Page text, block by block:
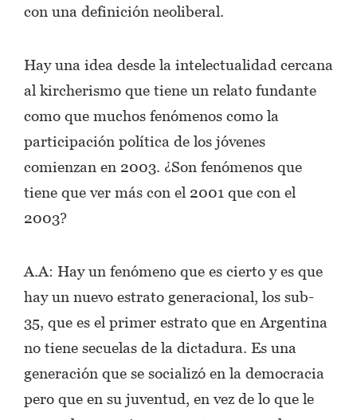
con una definición neoliberal.
Hay una idea desde la intelectualidad cercana
al kircherismo que tiene un relato fundante
como que muchos fenómenos como la
participación política de los jóvenes
comienzan en 2003. ¿Son fenómenos que
tiene que ver más con el 2001 que con el
2003?
A.A: Hay un fenómeno que es cierto y es que
hay un nuevo estrato generacional, los sub-
35, que es el primer estrato que en Argentina
no tiene secuelas de la dictadura. Es una
generación que se socializó en la democracia
pero que en su juventud, en vez de lo que le